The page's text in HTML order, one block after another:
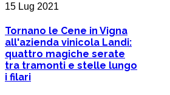
15 Lug 2021
Tornano le Cene in Vigna
all'azienda vinicola Landi:
quattro magiche serate
tra tramonti e stelle lungo
i filari